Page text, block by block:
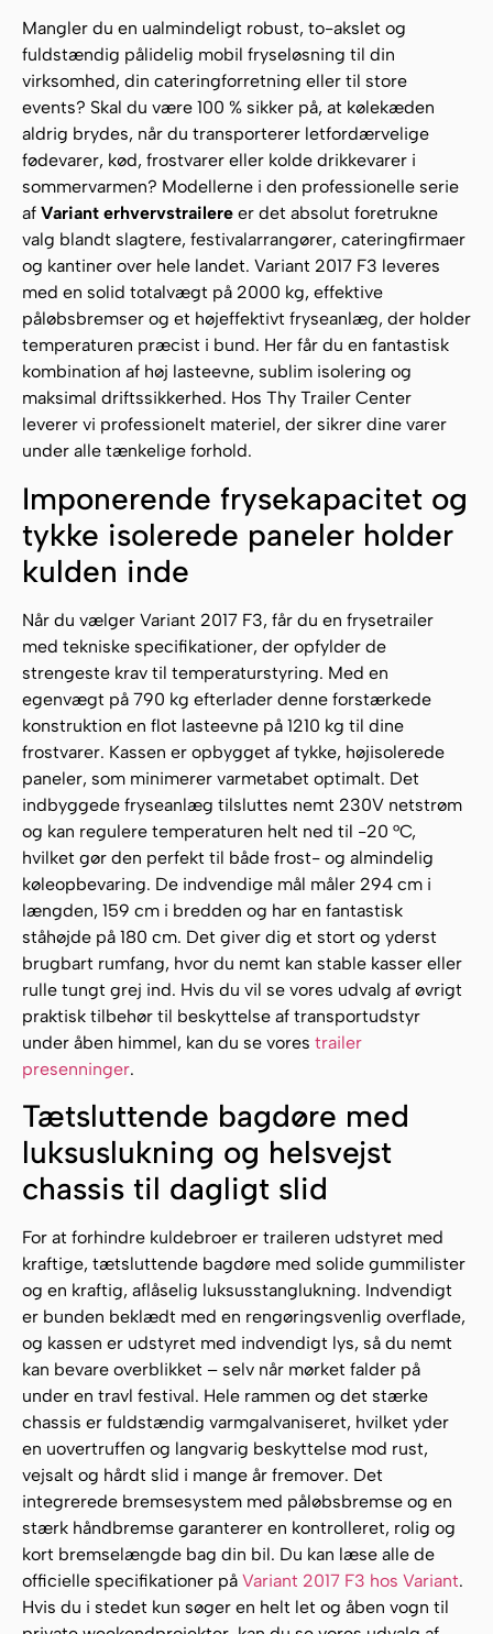
Mangler du en ualmindeligt robust, to-akslet og
fuldstændig pålidelig mobil fryseløsning til din
virksomhed, din cateringforretning eller til store
events? Skal du være 100 % sikker på, at kølekæden
aldrig brydes, når du transporterer letfordærvelige
fødevarer, kød, frostvarer eller kolde drikkevarer i
sommervarmen? Modellerne i den professionelle serie
af Variant erhvervstrailere er det absolut foretrukne
valg blandt slagtere, festivalarrangører, cateringfirmaer
og kantiner over hele landet. Variant 2017 F3 leveres
med en solid totalvægt på 2000 kg, effektive
påløbsbremser og et højeffektivt fryseanlæg, der holder
temperaturen præcist i bund. Her får du en fantastisk
kombination af høj lasteevne, sublim isolering og
maksimal driftssikkerhed. Hos Thy Trailer Center
leverer vi professionelt materiel, der sikrer dine varer
under alle tænkelige forhold.
Imponerende frysekapacitet og
tykke isolerede paneler holder
kulden inde
Når du vælger Variant 2017 F3, får du en frysetrailer
med tekniske specifikationer, der opfylder de
strengeste krav til temperaturstyring. Med en
egenvægt på 790 kg efterlader denne forstærkede
konstruktion en flot lasteevne på 1210 kg til dine
frostvarer. Kassen er opbygget af tykke, højisolerede
paneler, som minimerer varmetabet optimalt. Det
indbyggede fryseanlæg tilsluttes nemt 230V netstrøm
og kan regulere temperaturen helt ned til -20 °C,
hvilket gør den perfekt til både frost- og almindelig
køleopbevaring. De indvendige mål måler 294 cm i
længden, 159 cm i bredden og har en fantastisk
ståhøjde på 180 cm. Det giver dig et stort og yderst
brugbart rumfang, hvor du nemt kan stable kasser eller
rulle tungt grej ind. Hvis du vil se vores udvalg af øvrigt
praktisk tilbehør til beskyttelse af transportudstyr
under åben himmel, kan du se vores trailer
presenninger.
Tætsluttende bagdøre med
luksuslukning og helsvejst
chassis til dagligt slid
For at forhindre kuldebroer er traileren udstyret med
kraftige, tætsluttende bagdøre med solide gummilister
og en kraftig, aflåselig luksusstanglukning. Indvendigt
er bunden beklædt med en rengøringsvenlig overflade,
og kassen er udstyret med indvendigt lys, så du nemt
kan bevare overblikket – selv når mørket falder på
under en travl festival. Hele rammen og det stærke
chassis er fuldstændig varmgalvaniseret, hvilket yder
en uovertruffen og langvarig beskyttelse mod rust,
vejsalt og hårdt slid i mange år fremover. Det
integrerede bremsesystem med påløbsbremse og en
stærk håndbremse garanterer en kontrolleret, rolig og
kort bremselængde bag din bil. Du kan læse alle de
officielle specifikationer på Variant 2017 F3 hos Variant.
Hvis du i stedet kun søger en helt let og åben vogn til